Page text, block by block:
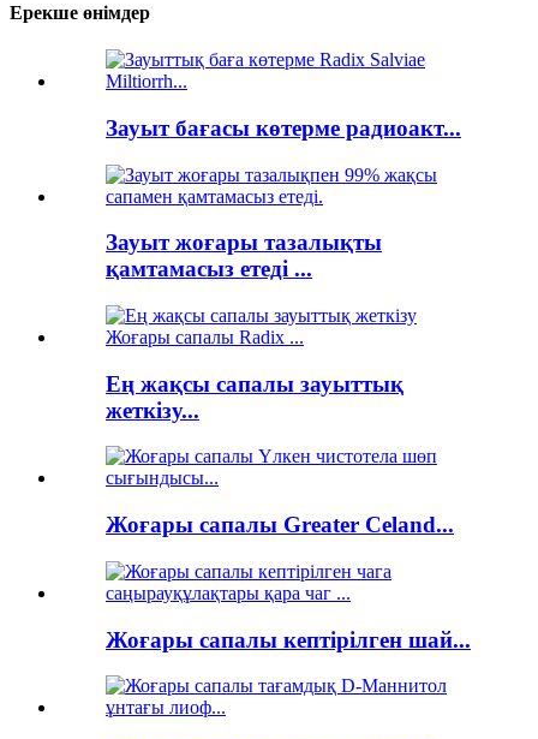
Ерекше өнімдер
Зауыт бағасы көтерме радиоакт...
Зауыт жоғары тазалықты
қамтамасыз етеді ...
Ең жақсы сапалы зауыттық
жеткізу...
Жоғары сапалы Greater Celand...
Жоғары сапалы кептірілген шай...